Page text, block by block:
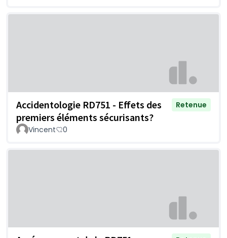
Accidentologie RD751 - Effets des
premiers éléments sécurisants?
Retenue
Vincent 0